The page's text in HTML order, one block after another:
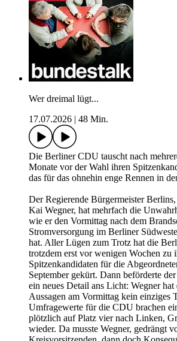
Wer dreimal lügt...
17.07.2026
48 Min.
Die Berliner CDU tauscht nach
Monate vor der Wahl ihren
das für das ohnehin enge Rennen in
Der Regierende Bürgermeister
Kai Wegner, hat mehrfach die
wie er den Vormittag nach dem
Stromversorgung im Berliner
hat. Aller Lügen zum Trotz hat die
trotzdem erst vor wenigen Wochen zu
Spitzenkandidaten für die
September gekürt. Dann beförderte
ein neues Detail ans Licht: Wegner hat
Aussagen am Vormittag kein einziges
Umfragewerte für die CDU brachen
plötzlich auf Platz vier nach Linken,
wieder. Da musste Wegner, gedrängt